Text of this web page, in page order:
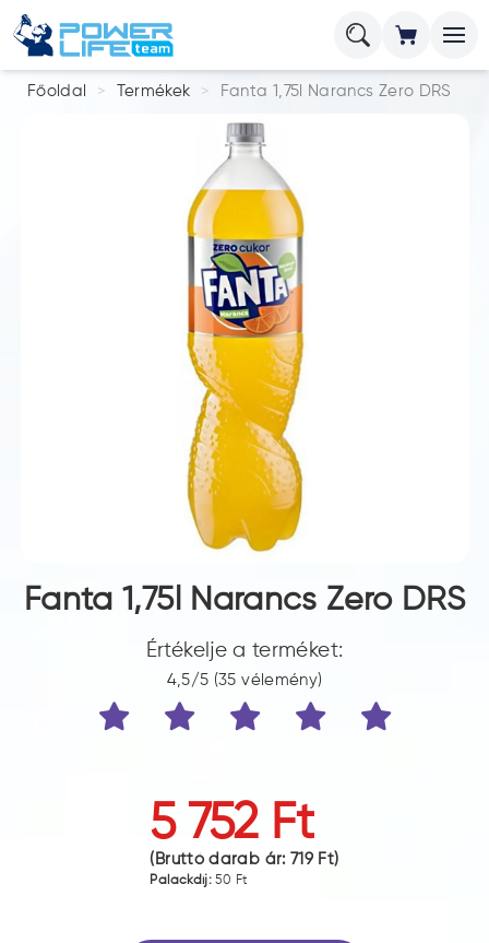
Főoldal Termékek Fanta 1,75l Narancs Zero DRS
Fanta 1,75l Narancs Zero DRS
Értékelje a terméket:
4,5/5 (35 vélemény)
5 752 Ft
(Bruttó darab ár: 719 Ft)
Palackdíj:50 Ft